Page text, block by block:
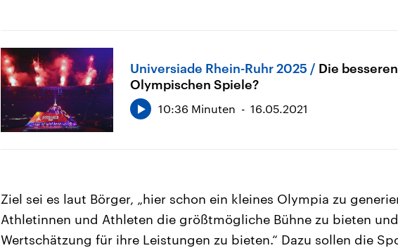
Universiade Rhein-Ruhr 2025
Die besseren
Olympischen Spiele?
10:36 Minuten 16.05.2021
Ziel sei es laut Börger, „hier schon ein kleines Olympia zu
Athletinnen und Athleten die größtmögliche Bühne zu bieten
Wertschätzung für ihre Leistungen zu bieten.“ Dazu sollen die